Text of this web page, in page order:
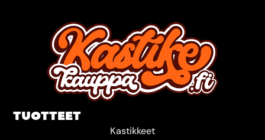
TUOTTEET
Kastikkeet